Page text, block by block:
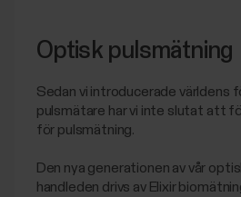
Optisk pulsmätning
Sedan vi introducerade världens
pulsmätare har vi inte slutat att
för pulsmätning.
Den nya generationen av vår
handleden drivs av Elixir